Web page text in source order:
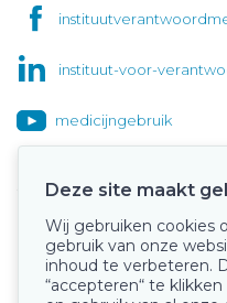
instituut-voor-
medicijngebruik
Onze
Deze site maakt
Wij gebruiken cookies
gebruik van onze
inhoud te verbeteren.
“accepteren“ te